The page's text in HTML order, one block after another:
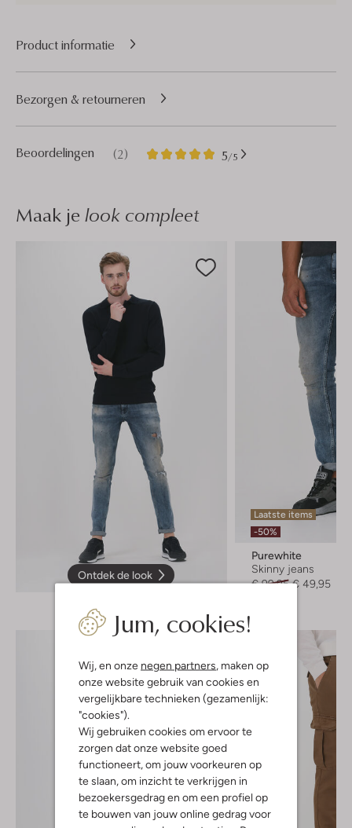
Jum, cookies!
Wij, en onze negen partners , maken op
onze website gebruik van cookies en
vergelijkbare technieken (gezamenlijk:
"cookies").
Wij gebruiken cookies om ervoor te
zorgen dat onze website goed
functioneert, om jouw voorkeuren op
te slaan, om inzicht te verkrijgen in
bezoekersgedrag en om een profiel op
te bouwen van jouw online gedrag voor
Product informatie
Beoordelingen (2) 5/5
2
5
Bezorgen & retourneren
Maak je look compleet
Ontdek de look
Laatste items
-50%
Purewhite
Skinny jeans
€ 99,95 € 49,95